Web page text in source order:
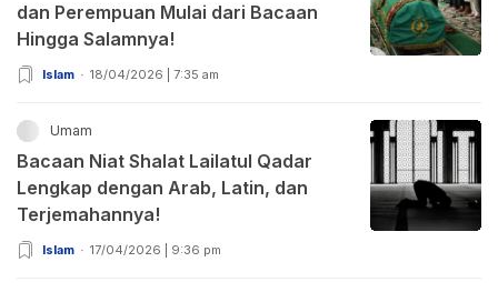
dan Perempuan Mulai dari Bacaan
Hingga Salamnya!
Islam 18/04/2026 | 7:35 am
Umam
Bacaan Niat Shalat Lailatul Qadar
Lengkap dengan Arab, Latin, dan
Terjemahannya!
Islam 17/04/2026 | 9:36 pm